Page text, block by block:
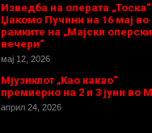
Изведба на операта
Џакомо Пучини на 16 мај во
рамките на „Мајски оперски
вечери“
мај 12, 2026
Мјузиклот „Као какао“
премиерно на 2 и 3 јуни во
април 24, 2026